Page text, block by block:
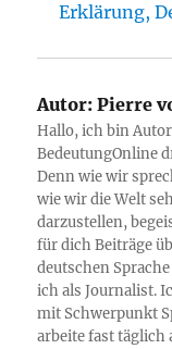
Erklärung,
Autor: Pierre
Hallo, ich bin
BedeutungOnline
Denn wie wir
wie wir die Welt
darzustellen,
für dich Beiträge
deutschen
ich als Journalist.
mit Schwerpunkt
arbeite fast täglich